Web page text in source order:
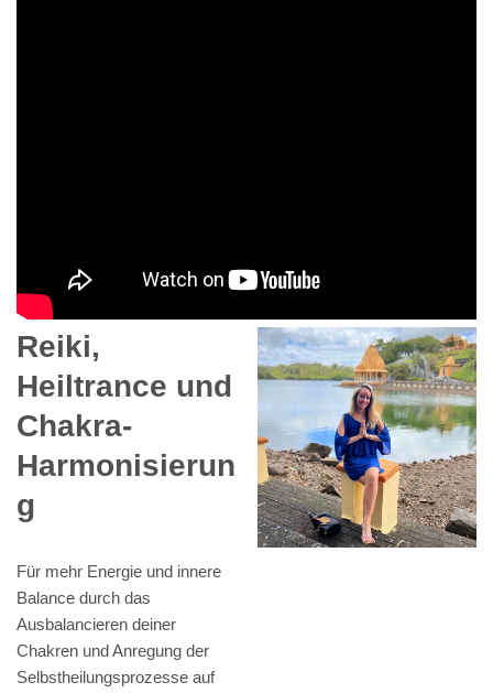
Reiki,
Heiltrance und
Chakra-
Harmonisierun
g
Für mehr Energie und innere
Balance durch das
Ausbalancieren deiner
Chakren und Anregung der
Selbstheilungsprozesse auf